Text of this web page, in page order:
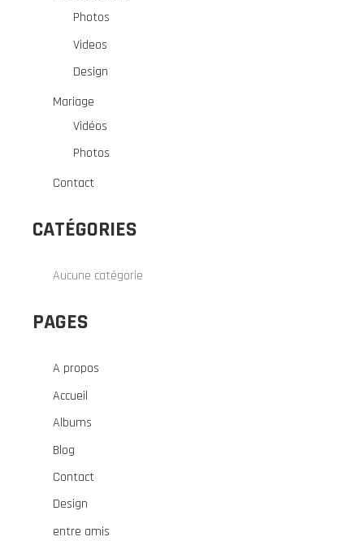
Photos
Videos
Design
Mariage
Vidéos
Photos
Contact
CATÉGORIES
Aucune catégorie
PAGES
A propos
Accueil
Albums
Blog
Contact
Design
entre amis